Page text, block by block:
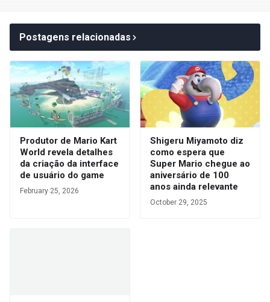
Postagens relacionadas
Produtor de Mario Kart
World revela detalhes
da criação da interface
de usuário do game
February 25, 2026
Shigeru Miyamoto diz
como espera que
Super Mario chegue ao
aniversário de 100
anos ainda relevante
October 29, 2025